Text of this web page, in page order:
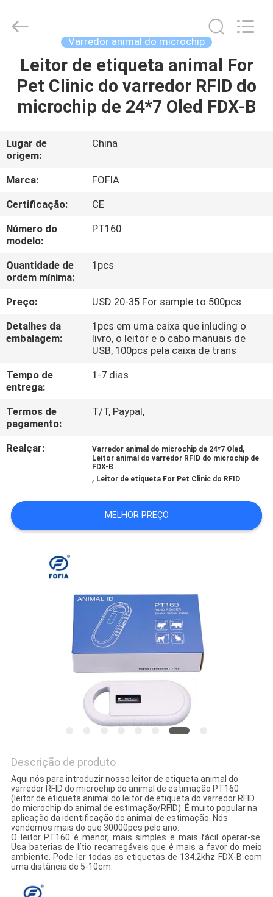
CASA
PRODUTOS
VÍDEOS
SOBRE
NÓS
EXCURSÃO
DA
FÁBRICA
CONTROLE
DA
NOS
PEÇA
Technology
Varredor animal do microchip
Leitor de etiqueta animal For
Pet Clinic do varredor RFID do
microchip de 24*7 Oled FDX-B
Lugar de
origem:
China
Marca:
FOFIA
Certificação:
CE
Número do
modelo:
PT160
Quantidade de
ordem mínima:
1pcs
Preço:
USD 20-35 For sample to 500pcs
Detalhes da
embalagem:
1pcs em uma caixa que inluding o
livro, o leitor e o cabo manuais de
USB, 100pcs pela caixa de trans
Tempo de
entrega:
1-7 dias
Termos de
pagamento:
T/T, Paypal,
Realçar: Varredor animal do microchip de 24*7 Oled ,
Leitor animal do varredor RFID do microchip de
FDX-B
, Leitor de etiqueta For Pet Clinic do RFID
MELHOR PREÇO
Descrição de produto
Aqui nós para introduzir nosso leitor de etiqueta animal do
varredor RFID do microchip do animal de estimação PT160
(leitor de etiqueta animal do leitor de etiqueta do varredor RFID
do microchip do animal de estimação/RFID). É muito popular na
aplicação da identificação do animal de estimação. Nós
vendemos mais do que 30000pcs pelo ano.
O leitor PT160 é menor, mais simples e mais fácil operar-se.
Usa baterias de lítio recarregáveis que é mais a favor do meio
ambiente. Pode ler todas as etiquetas de 134.2khz FDX-B com
uma distância de 5-10cm.